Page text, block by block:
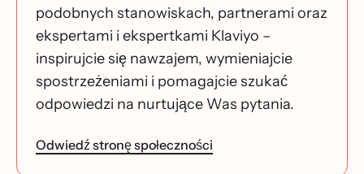
podobnych stanowiskach, partnerami oraz
ekspertami i ekspertkami Klaviyo –
inspirujcie się nawzajem, wymieniajcie
spostrzeżeniami i pomagajcie szukać
odpowiedzi na nurtujące Was pytania.
Odwiedź stronę społeczności